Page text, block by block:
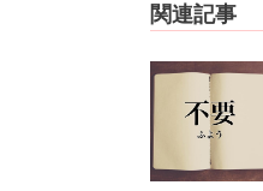
関連記事